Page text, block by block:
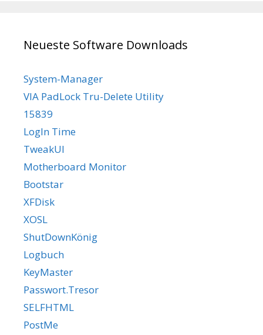
Neueste Software Downloads
System-Manager
VIA PadLock Tru-Delete Utility
15839
LogIn Time
TweakUI
Motherboard Monitor
Bootstar
XFDisk
XOSL
ShutDownKönig
Logbuch
KeyMaster
Passwort.Tresor
SELFHTML
PostMe